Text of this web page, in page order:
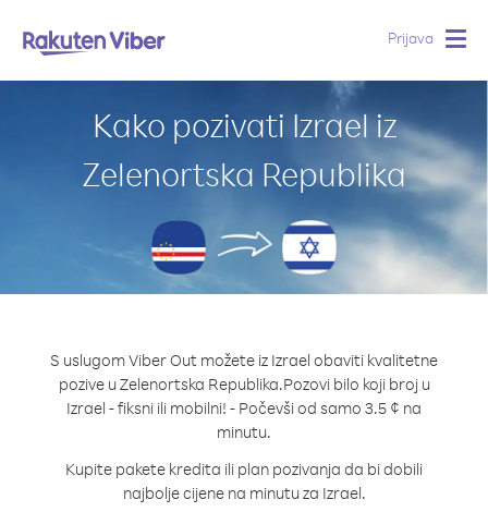
Prijava
Kako pozivati Izrael iz
Zelenortska Republika
S uslugom Viber Out možete iz Izrael obaviti kvalitetne
pozive u Zelenortska Republika.Pozovi bilo koji broj u
Izrael - fiksni ili mobilni! - Počevši od samo 3.5 ¢ na
minutu.
Kupite pakete kredita ili plan pozivanja da bi dobili
najbolje cijene na minutu za Izrael.